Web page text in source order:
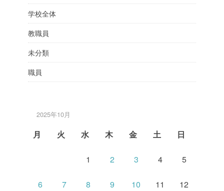
学校全体
教職員
未分類
職員
2025年10月
月 火 水 木 金 土 日
1 2 3 4 5
6 7 8 9 10 11 12